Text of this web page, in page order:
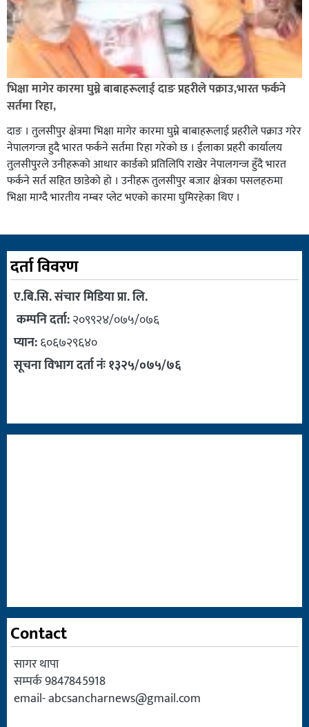
भिक्षा मागेर कारमा घुम्ने बाबाहरूलाई दाङ प्रहरीले पक्राउ,भारत फर्कने
सर्तमा रिहा,
दाङ । तुलसीपुर क्षेत्रमा भिक्षा मागेर कारमा घुम्ने बाबाहरूलाई प्रहरीले पक्राउ गरेर
नेपालगन्ज हुदै भारत फर्कने सर्तमा रिहा गरेको छ । ईलाका प्रहरी कार्यालय
तुलसीपुरले उनीहरूको आधार कार्डको प्रतिलिपि राखेर नेपालगन्ज हुँदै भारत
फर्कने सर्त सहित छाडेको हो । उनीहरू तुलसीपुर बजार क्षेत्रका पसलहरुमा
भिक्षा माग्दै भारतीय नम्बर प्लेट भएको कारमा घुमिरहेका थिए ।
दर्ता विवरण
ए.बि.सि. संचार मिडिया प्रा. लि.
कम्पनि दर्ता:२०९९२४/०७५/०७६
प्यान:६०६७२९६४०
सूचना विभाग दर्ता नंः १३२५/०७५/७६
Contact
सागर थापा
सम्पर्क 9847845918
email-abcsancharnews@gmail.com